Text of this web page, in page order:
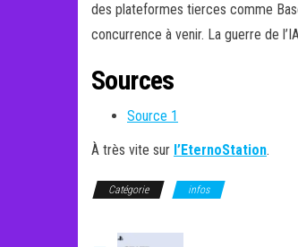
des plateformes tierces comme
concurrence à venir. La guerre de
Sources
Source 1
À très vite sur l’EternoStation.
Catégorie infos